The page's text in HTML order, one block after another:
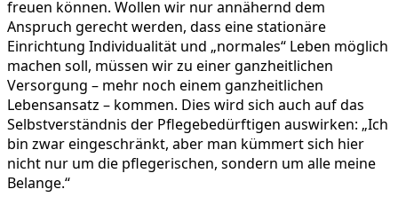
freuen können. Wollen wir nur annähernd dem
Anspruch gerecht werden, dass eine stationäre
Einrichtung Individualität und „normales“ Leben möglich
machen soll, müssen wir zu einer ganzheitlichen
Versorgung – mehr noch einem ganzheitlichen
Lebensansatz – kommen. Dies wird sich auch auf das
Selbstverständnis der Pflegebedürftigen auswirken: „Ich
bin zwar eingeschränkt, aber man kümmert sich hier
nicht nur um die pflegerischen, sondern um alle meine
Belange.“